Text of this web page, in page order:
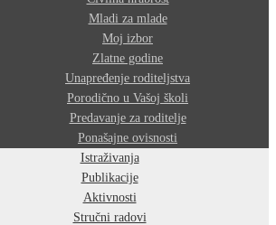
Mladi za mlade
Moj izbor
Zlatne godine
Unapređenje roditeljstva
Porodično u Vašoj školi
Predavanje za roditelje
Ponašajne ovisnosti
Istraživanja
Publikacije
Aktivnosti
Stručni radovi